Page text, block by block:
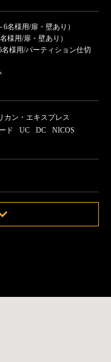
名様用/扉・壁あり）
様用/扉・壁あり）
様用/パーティション仕切
カン・エキスプレス
ド UC DC
NICOS